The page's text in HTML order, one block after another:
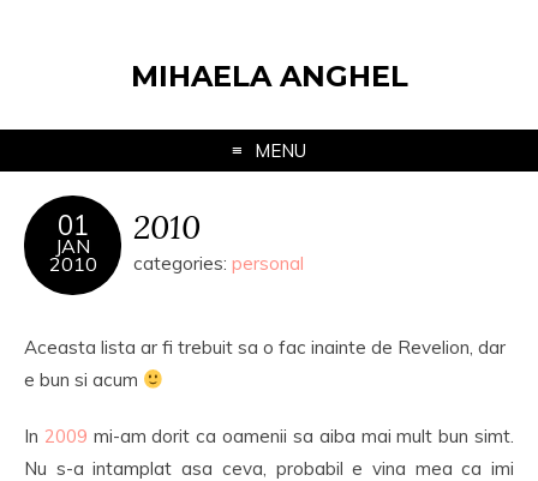
MIHAELA ANGHEL
MENU
01
JAN
2010
2010
categories: personal
Aceasta lista ar fi trebuit sa o fac inainte de Revelion, dar
e bun si acum
In 2009 mi-am dorit ca oamenii sa aiba mai mult bun simt.
Nu s-a intamplat asa ceva, probabil e vina mea ca imi